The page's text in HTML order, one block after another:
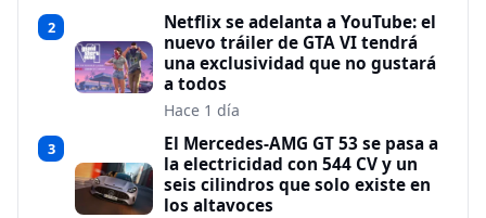
2
Netflix se adelanta a YouTube: el
nuevo tráiler de GTA VI tendrá
una exclusividad que no gustará
a todos
Hace 1 día
3
El Mercedes-AMG GT 53 se pasa a
la electricidad con 544 CV y un
seis cilindros que solo existe en
los altavoces